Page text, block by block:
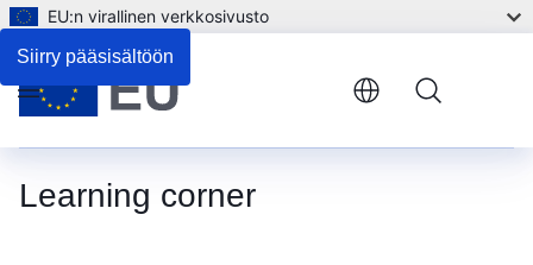
Siirry pääsisältöön
EU:n virallinen verkkosivusto
Learning corner
Menu